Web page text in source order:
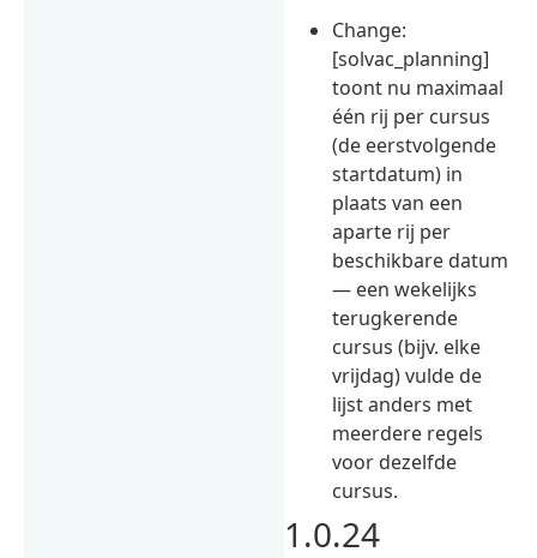
Change:
[solvac_planning]
toont nu maximaal
één rij per cursus
(de eerstvolgende
startdatum) in
plaats van een
aparte rij per
beschikbare datum
— een wekelijks
terugkerende
cursus (bijv. elke
vrijdag) vulde de
lijst anders met
meerdere regels
voor dezelfde
cursus.
1.0.24